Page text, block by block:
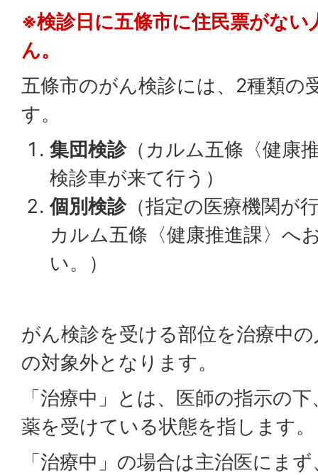
※検診日に五條市に住民票がない
ん。
五條市のがん検診には、2種類の
す。
集団検診（カルム五條〈健康
検診車が来て行う）
個別検診（指定の医療機関が
カルム五條〈健康推進課〉へ
い
がん検診を受ける部位を治療中
の対象外となります。
「治療中」とは、医師の指示の
薬を受けている状態を指します。
「治療中」の場合は主治医にま